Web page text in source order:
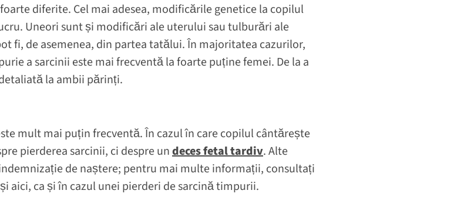
diferite. Cel mai adesea, modificările genetice la copilul
Uneori sunt și modificări ale uterului sau tulburări ale
fi, de asemenea, din partea tatălui. În majoritatea cazurilor,
a sarcinii este mai frecventă la foarte puține femei. De la a
la ambii părinți.
mult mai puțin frecventă. În cazul în care copilul cântărește
pierderea sarcinii, ci despre undeces fetal tardiv. Alte
de naștere; pentru mai multe informații, consultați
aici, ca și în cazul unei pierderi de sarcină timpurii.